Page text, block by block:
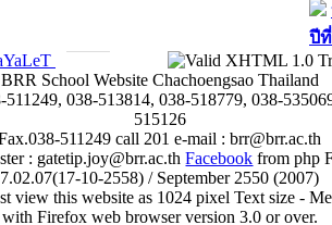
ปี
BRR School Website Chachoengsao Thailand
511249, 038-513814, 038-518779, 038-
515126
511249 call 201 e-mail : brr@brr.ac.th
: gatetip.joy@brr.ac.thFacebook from php
7.02.07(17-10-2558) / September 2550 (2007)
view this website as 1024 pixel Text size -
with Firefox web browser version 3.0 or over.